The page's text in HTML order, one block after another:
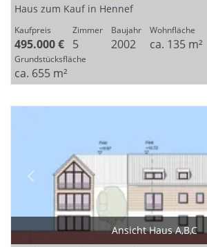
Haus zum Kauf in Hennef
Kaufpreis
495.000 €
Zimmer
5
Baujahr
2002
Wohnfläche
ca. 135 m²
Grundstücksfläche
ca. 655 m²
Ansicht Haus A,B,C